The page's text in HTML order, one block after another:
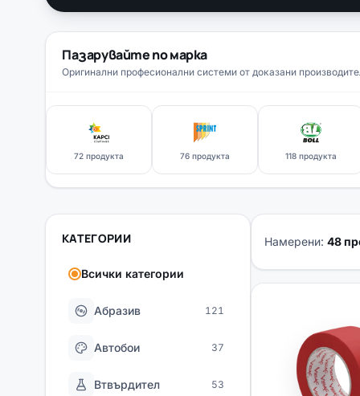
Пазарувайте по марка
Оригинални професионални системи от доказани
72 продукта 76 продукта 118 продукта
КАТЕГОРИИ
Всички категории
Абразив 121
Автобои 37
Втвърдител 53
Намерени: 48